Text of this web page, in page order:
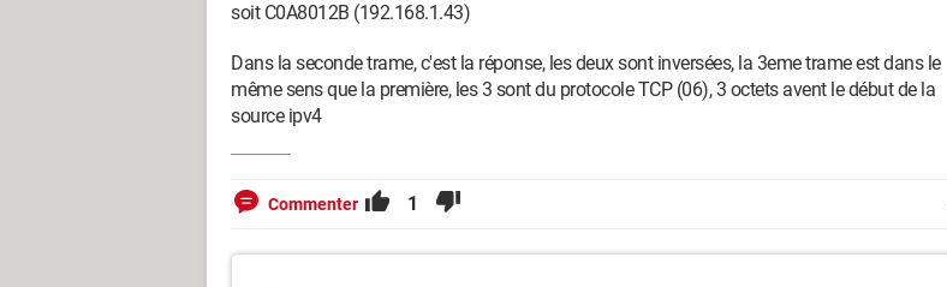
soit C0A8012B (192.168.1.43)
Dans la seconde trame, c'est la réponse, les deux sont inversées, la 3eme trame est dans le
même sens que la première, les 3 sont du protocole TCP (06), 3 octets avent le début de la
source ipv4
Commenter 1